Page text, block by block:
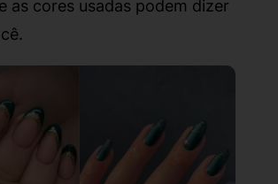
as cores usadas podem dizer